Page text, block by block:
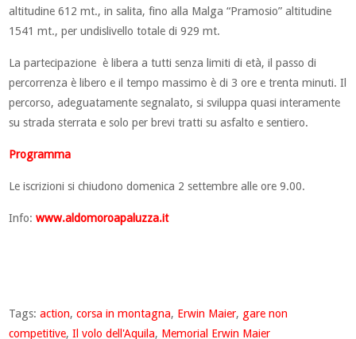
altitudine 612 mt., in salita, fino alla Malga “Pramosio” altitudine
1541 mt., per undislivello totale di 929 mt.
La partecipazione è libera a tutti senza limiti di età, il passo di
percorrenza è libero e il tempo massimo è di 3 ore e trenta minuti. Il
percorso, adeguatamente segnalato, si sviluppa quasi interamente
su strada sterrata e solo per brevi tratti su asfalto e sentiero.
Programma
Le iscrizioni si chiudono domenica 2 settembre alle ore 9.00.
Info:www.aldomoroapaluzza.it
Tags:action,corsa in montagna, Erwin Maier, gare non
competitive,Il volo dell'Aquila, Memorial Erwin Maier